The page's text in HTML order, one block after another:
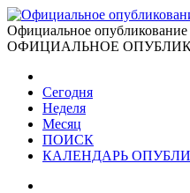
Официальное опубликование
ОФИЦИАЛЬНОЕ
Сегодня
Неделя
Месяц
ПОИСК
КАЛЕНДАРЬ